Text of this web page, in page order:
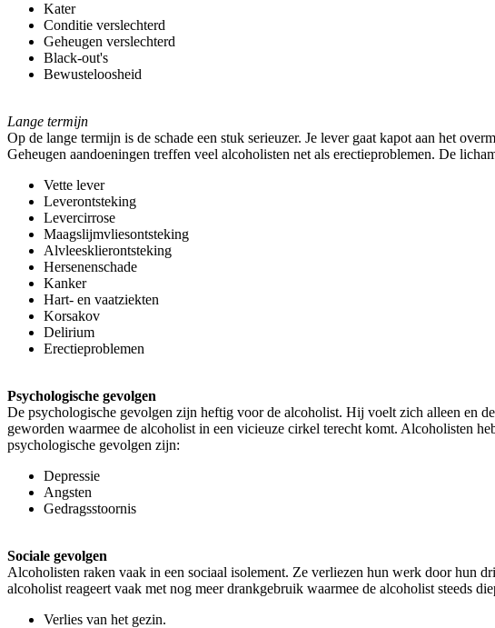
Kater
Conditie verslechterd
Geheugen verslechterd
Black-out's
Bewusteloosheid
Lange termijn
Op de lange termijn is de schade een stuk serieuzer. Je lever gaat kapot aan het
Geheugen aandoeningen treffen veel alcoholisten net als erectieproblemen. De
Vette lever
Leverontsteking
Levercirrose
Maagslijmvliesontsteking
Alvleesklierontsteking
Hersenenschade
Kanker
Hart- en vaatziekten
Korsakov
Delirium
Erectieproblemen
Psychologische gevolgen
De psychologische gevolgen zijn heftig voor de alcoholist. Hij voelt zich alleen en
geworden waarmee de alcoholist in een vicieuze cirkel terecht komt. Alcoholisten
psychologische gevolgen zijn:
Depressie
Angsten
Gedragsstoornis
Sociale gevolgen
Alcoholisten raken vaak in een sociaal isolement. Ze verliezen hun werk door hun
alcoholist reageert vaak met nog meer drankgebruik waarmee de alcoholist steeds
Verlies van het gezin.